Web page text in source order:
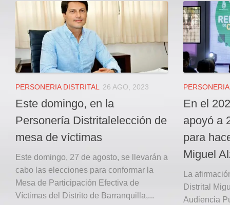
PERSONERIA DISTRITAL 26 AGO, 2023
Este domingo, en la
Personería Distritalelección de
mesa de víctimas
Este domingo, 27 de agosto, se llevarán a
cabo las elecciones para conformar la
Mesa de Participación Efectiva de
Víctimas del Distrito de Barranquilla,...
En el
apoyó a
para
Miguel
La
Distrital
Audiencia